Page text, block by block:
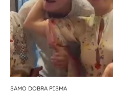
SAMO DOBRA PISMA